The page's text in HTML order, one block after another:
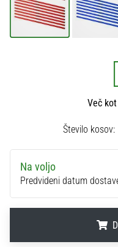
Pripravi
na
Nike,
adidas
in
del
Več
Število kosov:
Na voljo
Predvideni datum